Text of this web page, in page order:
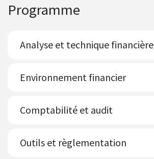
Programme
Analyse et technique financière
Environnement financier
Comptabilité et audit
Outils et règlementation